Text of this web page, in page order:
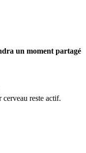
un moment partagé
reste actif.